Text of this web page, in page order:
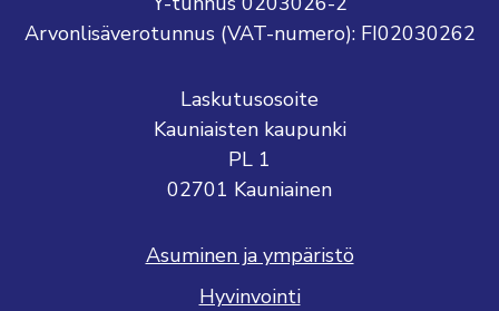
Arvonlisäverotunnus (VAT-numero): FI02030262
Laskutusosoite
Kauniaisten kaupunki
PL 1
02701 Kauniainen
Asuminen ja ympäristö
Hyvinvointi